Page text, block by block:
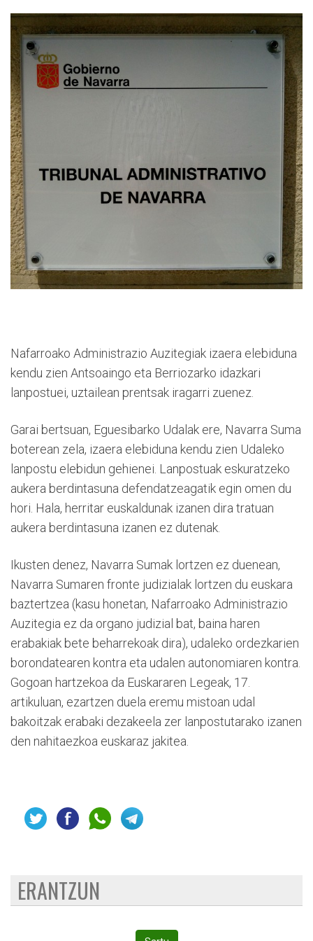
Nafarroako Administrazio Auzitegiak izaera elebiduna
kendu zien Antsoaingo eta Berriozarko idazkari
lanpostuei, uztailean prentsak iragarri zuenez.
Garai bertsuan, Eguesibarko Udalak ere, Navarra Suma
boterean zela, izaera elebiduna kendu zien Udaleko
lanpostu elebidun gehienei. Lanpostuak eskuratzeko
aukera berdintasuna defendatzeagatik egin omen du
hori. Hala, herritar euskaldunak izanen dira tratuan
aukera berdintasuna izanen ez dutenak.
Ikusten denez, Navarra Sumak lortzen ez duenean,
Navarra Sumaren fronte judizialak lortzen du euskara
baztertzea (kasu honetan, Nafarroako Administrazio
Auzitegia ez da organo judizial bat, baina haren
erabakiak bete beharrekoak dira), udaleko ordezkarien
borondatearen kontra eta udalen autonomiaren kontra.
Gogoan hartzekoa da Euskararen Legeak, 17.
artikuluan, ezartzen duela eremu mistoan udal
bakoitzak erabaki dezakeela zer lanpostutarako izanen
den nahitaezkoa euskaraz jakitea.
ERANTZUN